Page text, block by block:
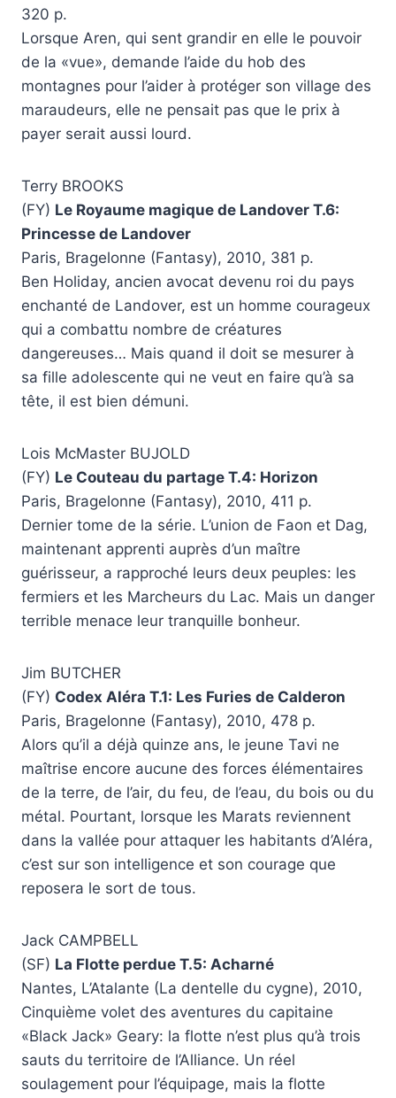
320 p.
Lorsque Aren, qui sent grandir en elle le pouvoir
de la «vue», demande l’aide du hob des
montagnes pour l’aider à protéger son village des
maraudeurs, elle ne pensait pas que le prix à
payer serait aussi lourd.
Terry BROOKS
(FY) Le Royaume magique de Landover T.6:
Princesse de Landover
Paris, Bragelonne (Fantasy), 2010, 381 p.
Ben Holiday, ancien avocat devenu roi du pays
enchanté de Landover, est un homme courageux
qui a combattu nombre de créatures
dangereuses… Mais quand il doit se mesurer à
sa fille adolescente qui ne veut en faire qu’à sa
tête, il est bien démuni.
Lois McMaster BUJOLD
(FY) Le Couteau du partage T.4: Horizon
Paris, Bragelonne (Fantasy), 2010, 411 p.
Dernier tome de la série. L’union de Faon et Dag,
maintenant apprenti auprès d’un maître
guérisseur, a rapproché leurs deux peuples: les
fermiers et les Marcheurs du Lac. Mais un danger
terrible menace leur tranquille bonheur.
Jim BUTCHER
(FY) Codex Aléra T.1: Les Furies de Calderon
Paris, Bragelonne (Fantasy), 2010, 478 p.
Alors qu’il a déjà quinze ans, le jeune Tavi ne
maîtrise encore aucune des forces élémentaires
de la terre, de l’air, du feu, de l’eau, du bois ou du
métal. Pourtant, lorsque les Marats reviennent
dans la vallée pour attaquer les habitants d’Aléra,
c’est sur son intelligence et son courage que
reposera le sort de tous.
Jack CAMPBELL
(SF) La Flotte perdue T.5: Acharné
Nantes, L’Atalante (La dentelle du cygne), 2010,
Cinquième volet des aventures du capitaine
«Black Jack» Geary: la flotte n’est plus qu’à trois
sauts du territoire de l’Alliance. Un réel
soulagement pour l’équipage, mais la flotte